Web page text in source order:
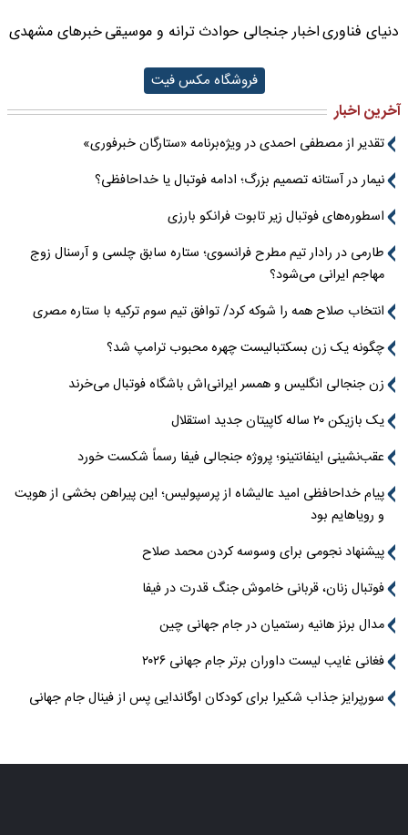
دنیای فناوریاخبار جنجالی حوادثترانه و موسیقیخبرهای مشهدی
فروشگاه مکس فیت
آخرین اخبار
تقدیر از مصطفی احمدی در ویژه‌برنامه «ستارگان خبرفوری»
نیمار در آستانه تصمیم بزرگ؛ ادامه فوتبال یا خداحافظی؟
اسطوره‌های فوتبال زیر تابوت فرانکو بارزی
طارمی در رادار تیم مطرح فرانسوی؛ ستاره سابق چلسی و آرسنال زوج
مهاجم ایرانی می‌شود؟
انتخاب صلاح همه را شوکه کرد/ توافق تیم سوم ترکیه با ستاره مصری
چگونه یک زن بسکتبالیست چهره محبوب ترامپ شد؟
زن جنجالی انگلیس و همسر ایرانی‌اش باشگاه فوتبال می‌خرند
یک بازیکن ۲۰ ساله کاپیتان جدید استقلال
عقب‌نشینی اینفانتینو؛ پروژه جنجالی فیفا رسماً شکست خورد
پیام خداحافظی امید عالیشاه از پرسپولیس؛ این پیراهن بخشی از هویت
و رویاهایم بود
پیشنهاد نجومی برای وسوسه کردن محمد صلاح
فوتبال زنان، قربانی خاموش جنگ قدرت در فیفا
مدال برنز هانیه رستمیان در جام جهانی چین
فغانی غایب لیست داوران برتر جام جهانی ۲۰۲۶
سورپرایز جذاب شکیرا برای کودکان اوگاندایی پس از فینال جام جهانی